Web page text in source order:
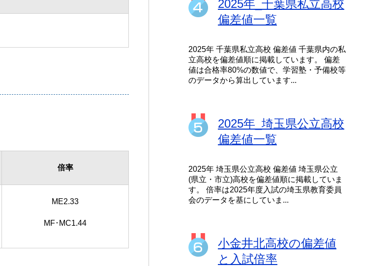
倍率
ME2.33
MF･MC1.44
2025年_千葉県私立高校
偏差値一覧
2025年 千葉県私立高校 偏差値 千葉県内の私
立高校を偏差値順に掲載しています。 偏差
値は合格率80%の数値で、学習塾・予備校等
のデータから算出しています...
2025年_埼玉県公立高校
偏差値一覧
2025年 埼玉県公立高校 偏差値 埼玉県公立
(県立・市立)高校を偏差値順に掲載していま
す。 倍率は2025年度入試の埼玉県教育委員
会のデータを基にしていま...
小金井北高校の偏差値
と入試倍率